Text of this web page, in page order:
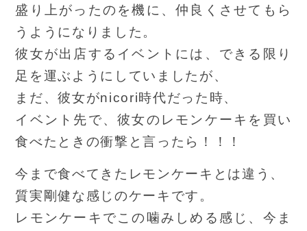
盛り上がったのを機に、仲良くさせてもら
うようになりました。
彼女が出店するイベントには、できる限り
足を運ぶようにしていましたが、
まだ、彼女がnicori時代だった時、
イベント先で、彼女のレモンケーキを買い
食べたときの衝撃と言ったら！！！
今まで食べてきたレモンケーキとは違う、
質実剛健な感じのケーキです。
レモンケーキでこの噛みしめる感じ、今ま